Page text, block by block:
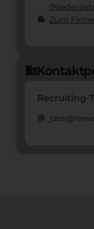
apartment Zum
domain
Recruiting-
alternate_email